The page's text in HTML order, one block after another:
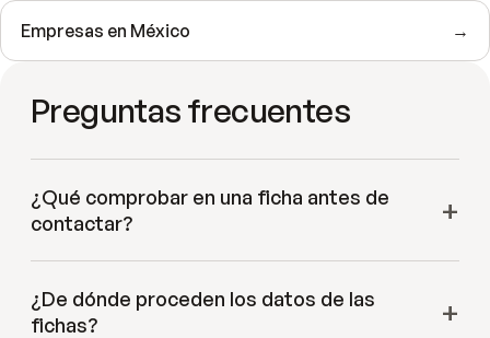
Empresas en México →
Preguntas frecuentes
¿Qué comprobar en una ficha antes de
contactar?
¿De dónde proceden los datos de las
fichas?